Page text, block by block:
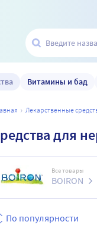
Витамины и бад
лекарственные
для
Все товары
BOIRON
По популярности